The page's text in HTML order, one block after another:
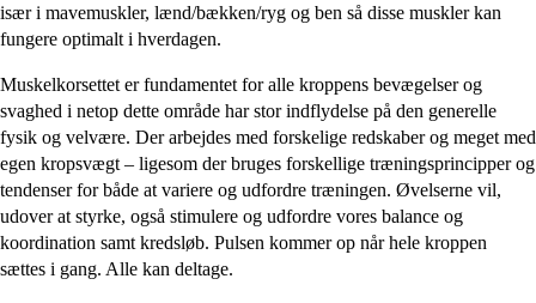
især i mavemuskler, lænd/bækken/ryg og ben så disse muskler kan
fungere optimalt i hverdagen.
Muskelkorsettet er fundamentet for alle kroppens bevægelser og
svaghed i netop dette område har stor indflydelse på den generelle
fysik og velvære. Der arbejdes med forskelige redskaber og meget med
egen kropsvægt – ligesom der bruges forskellige træningsprincipper og
tendenser for både at variere og udfordre træningen. Øvelserne vil,
udover at styrke, også stimulere og udfordre vores balance og
koordination samt kredsløb. Pulsen kommer op når hele kroppen
sættes i gang. Alle kan deltage.